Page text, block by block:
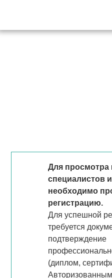
Для просмотра
специалистов
необходимо
регистрацию.
Для успешной
требуется
подтверждение
(диплом,